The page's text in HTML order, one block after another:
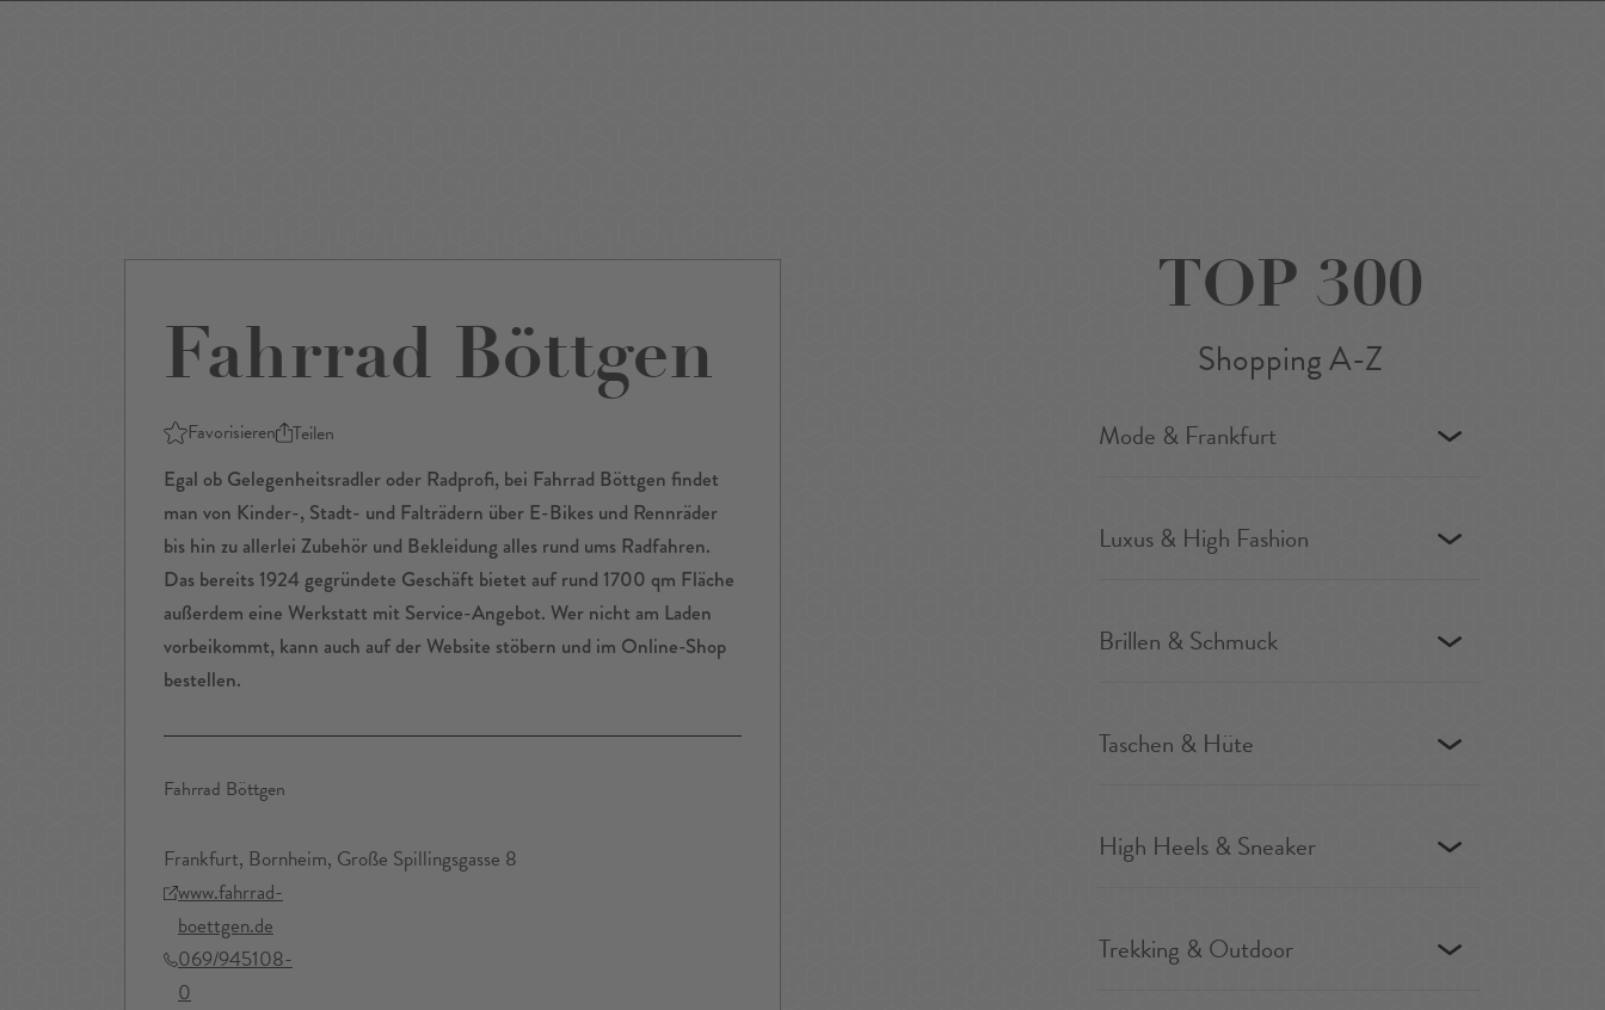
Fahrrad Böttgen
Favorisieren Teilen
Egal ob Gelegenheitsradler oder Radprofi, bei Fahrrad Böttgen findet
man von Kinder-, Stadt- und Falträdern über E-Bikes und Rennräder
bis hin zu allerlei Zubehör und Bekleidung alles rund ums Radfahren.
Das bereits 1924 gegründete Geschäft bietet auf rund 1700 qm Fläche
außerdem eine Werkstatt mit Service-Angebot. Wer nicht am Laden
vorbeikommt, kann auch auf der Website stöbern und im Online-Shop
bestellen.
Fahrrad Böttgen
Frankfurt, Bornheim, Große Spillingsgasse 8
www.fahrrad-
boettgen.de
069/945108-
0
TOP 300
Shopping A-Z
Mode & Frankfurt
Luxus & High Fashion
Brillen & Schmuck
Taschen & Hüte
High Heels & Sneaker
Trekking & Outdoor